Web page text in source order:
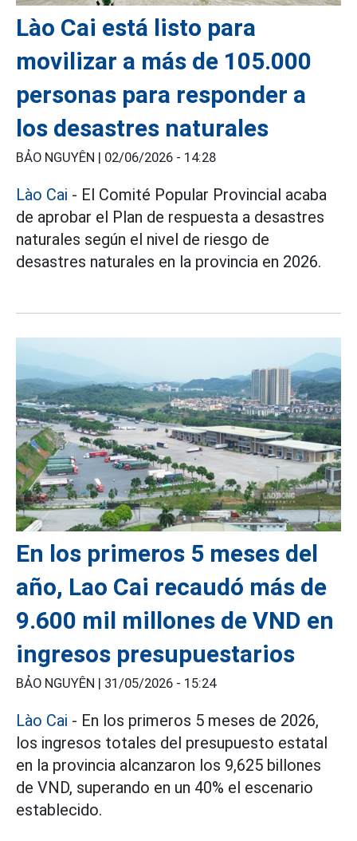
Lào Cai está listo para
movilizar a más de 105.000
personas para responder a
los desastres naturales
BẢO NGUYÊN | 02/06/2026 - 14:28
Lào Cai - El Comité Popular Provincial acaba
de aprobar el Plan de respuesta a desastres
naturales según el nivel de riesgo de
desastres naturales en la provincia en 2026.
En los primeros 5 meses del
año, Lao Cai recaudó más de
9.600 mil millones de VND en
ingresos presupuestarios
BẢO NGUYÊN | 31/05/2026 - 15:24
Lào Cai - En los primeros 5 meses de 2026,
los ingresos totales del presupuesto estatal
en la provincia alcanzaron los 9,625 billones
de VND, superando en un 40% el escenario
establecido.